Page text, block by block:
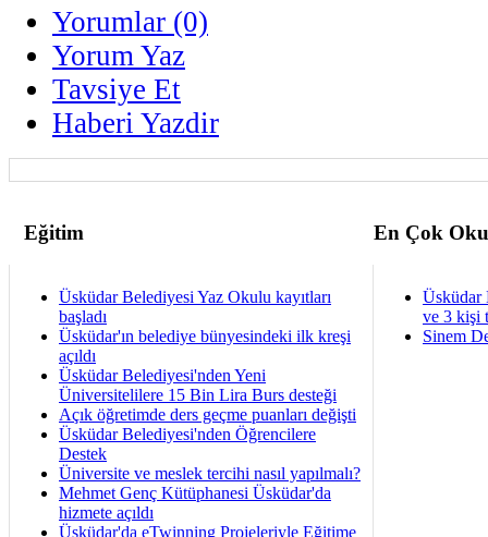
Yorumlar (0)
Yorum Yaz
Tavsiye Et
Haberi Yazdir
Eğitim En Çok
Üsküdar Belediyesi Yaz Okulu kayıtları
başladı
Üsküdar'ın belediye bünyesindeki ilk kreşi
açıldı
Üsküdar Belediyesi'nden Yeni
Üniversitelilere 15 Bin Lira Burs desteği
Açık öğretimde ders geçme puanları değişti
Üsküdar Belediyesi'nden Öğrencilere
Destek
Üniversite ve meslek tercihi nasıl yapılmalı?
Mehmet Genç Kütüphanesi Üsküdar'da
hizmete açıldı
Üsküdar'da eTwinning Projeleriyle Eğitime
Üsküdar
ve 3 kişi
Sinem